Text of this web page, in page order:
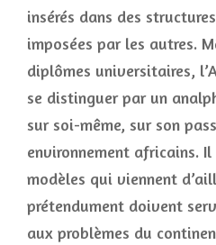
insérés dans des
imposées par les autres.
diplômes universitaires,
se distinguer par un
sur soi-même, sur son
environnement africains.
modèles qui viennent
prétendument doivent
aux problèmes du